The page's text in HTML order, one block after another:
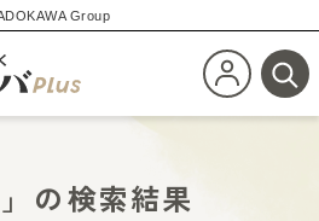
Group
新規会員登
検
」 の検索結果